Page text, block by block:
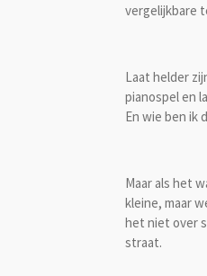
vergelijkbare
Laat helder
pianospel en
En wie ben ik
Maar als het
kleine, maar
het niet over
straat.